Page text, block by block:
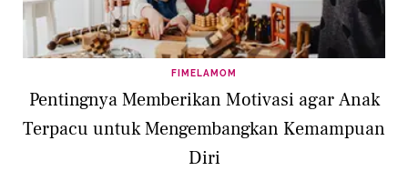
FIMELAMOM
Pentingnya Memberikan Motivasi agar Anak
Terpacu untuk Mengembangkan Kemampuan
Diri